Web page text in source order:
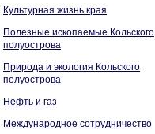
Культурная жизнь края
Полезные ископаемые Кольского
полуострова
Природа и экология Кольского
полуострова
Нефть и газ
Международное сотрудничество